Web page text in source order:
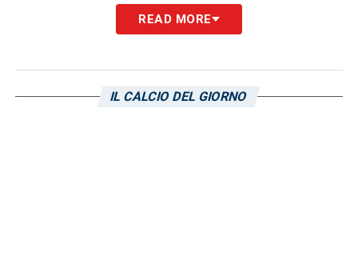
della propria prestazione, Lucas
piccolo centrocampista urugagio ha dato
praticamente ogni contrasto, salvando il
READ MORE
IL CALCIO DEL GIORNO